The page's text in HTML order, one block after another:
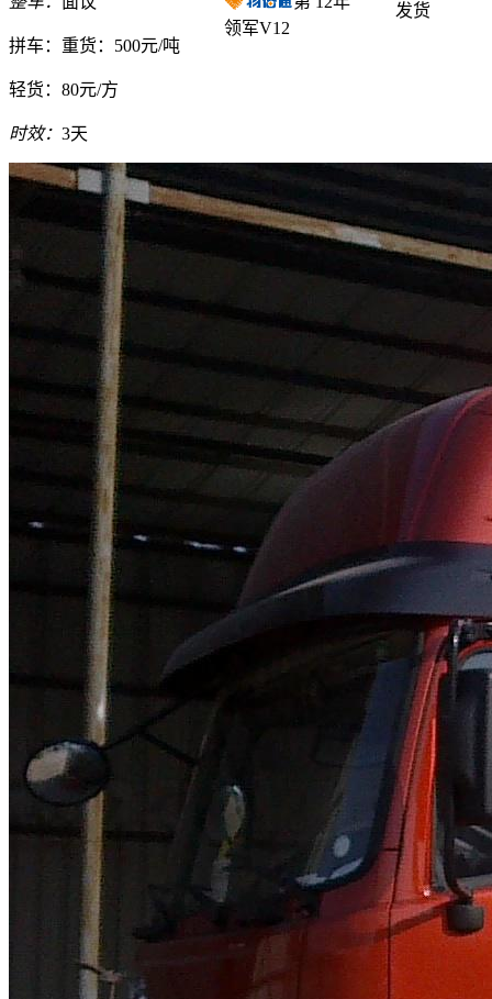
拼车： 重货：500元/吨
轻货： 80元/方
时效： 3天
领军V12
发货